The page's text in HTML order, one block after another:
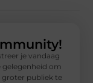
je vandaag
om
groter publiek te